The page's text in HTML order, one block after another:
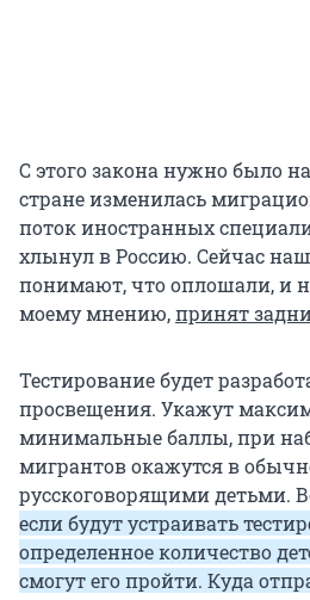
C этого закона нужно было
стране изменилась
поток иностранных
хлынул в Россию. Сейчас
понимают, что оплошали, и
моему мнению,принят
Тестирование будет
просвещения. Укажут
минимальные баллы, при
мигрантов окажутся в
русскоговорящими детьми.
если будут устраивать
определенное количество
смогут его пройти. Куда